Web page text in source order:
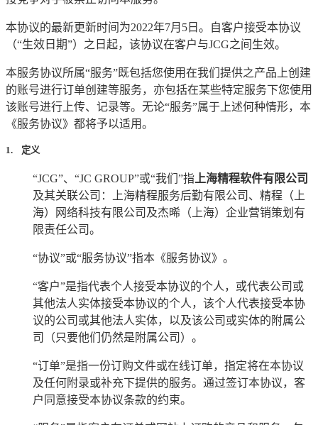
本协议的最新更新时间为2022年7月 5 日。自客户接受本协议
（“生效日期”）之日起，该协议在客户与JCG之间生效。
本服务协议所属“服务”既包括您使用在我们提供之产品上创建
的账号进行订单创建等服务，亦包括在某些特定服务下您使用
该账号进行上传、记录等。无论“服务”属于上述何种情形，本
《服务协议》都将予以适用。
1. 定义
“JCG”、“JC GROUP”或“我们”指上海精程软件有限公司
及其关联公司：上海精程服务后勤有限公司、
精程（上
海）网络科技有限公司 及杰晞（上海）企业营销策划有
限责任公司。
“协议”或“服务协议”指本《服务协议》。
“客户”是指代表个人接受本协议的个人，或代表公司或
其他法人实体接受本协议的个人，该个人代表接受本协
议的公司或其他法人实体，以及该公司或实体的附属公
司（只要他们仍然是附属公司）。
“订单”是指一份订购文件或在线订单，指定将在本协议
及任何附录或补充下提供的服务。通过签订本协议，客
户同意接受本协议条款的约束。